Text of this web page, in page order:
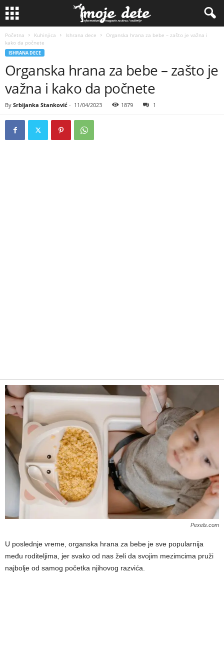
Početna Kuhinjica Ishrana dece
Organska hrana za bebe – zašto je važna i
kako da počnete
ISHRANA DECE
Organska hrana za bebe – zašto je
važna i kako da počnete
By Srbijanka Stanković - 11/04/2023 1879 1
Pexels.com
U poslednje vreme, organska hrana za bebe je sve popularnija
među roditeljima, jer svako od nas želi da svojim mezimcima pruži
najbolje od samog početka njihovog razvića.